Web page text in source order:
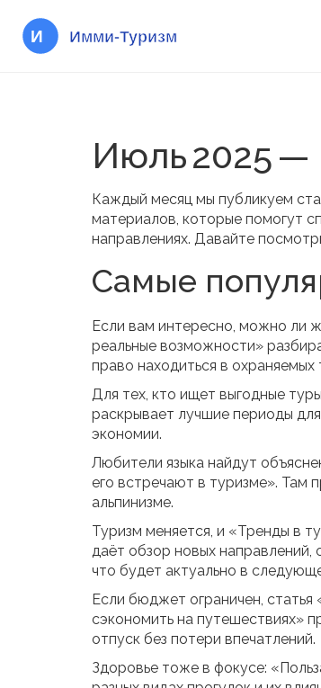
Июль 2025 —
Каждый месяц мы публикуем
материалов, которые помогут
направлениях. Давайте
Самые
Если вам интересно, можно ли
реальные возможности»
право находиться в
Для тех, кто ищет выгодные
раскрывает лучшие периоды
экономии.
Любители языка найдут
его встречают в туризме». Там
альпинизме.
Туризм меняется, и «Тренды в
даёт обзор новых
что будет актуально в
Если бюджет ограничен, статья
сэкономить на путешествиях»
отпуск без потери впечатлений.
Здоровье тоже в фокусе: